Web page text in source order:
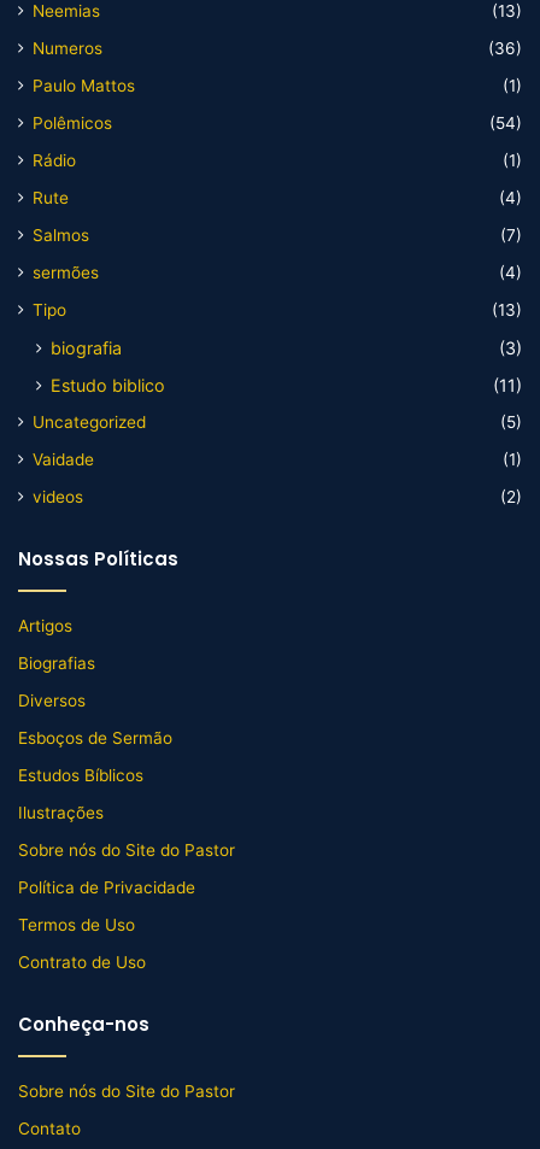
Neemias
(13)
Numeros
(36)
Paulo Mattos
(1)
Polêmicos
(54)
Rádio
(1)
Rute
(4)
Salmos
(7)
sermões
(4)
Tipo
(13)
biografia
(3)
Estudo biblico
(11)
Uncategorized
(5)
Vaidade
(1)
videos
(2)
Nossas Políticas
Artigos
Biografias
Diversos
Esboços de Sermão
Estudos Bíblicos
Ilustrações
Sobre nós do Site do Pastor
Política de Privacidade
Termos de Uso
Contrato de Uso
Conheça-nos
Sobre nós do Site do Pastor
Contato